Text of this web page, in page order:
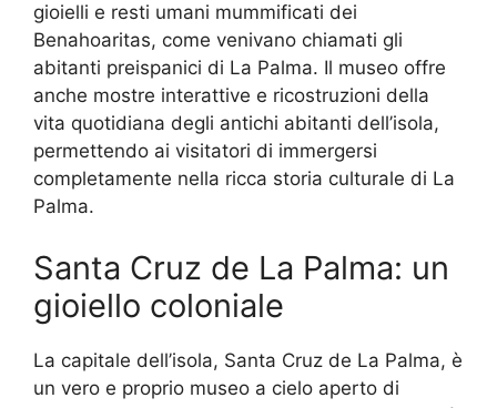
gioielli e resti umani mummificati dei
Benahoaritas, come venivano chiamati gli
abitanti preispanici di La Palma. Il museo offre
anche mostre interattive e ricostruzioni della
vita quotidiana degli antichi abitanti dell’isola,
permettendo ai visitatori di immergersi
completamente nella ricca storia culturale di La
Palma.
Santa Cruz de La Palma: un
gioiello coloniale
La capitale dell’isola, Santa Cruz de La Palma, è
un vero e proprio museo a cielo aperto di